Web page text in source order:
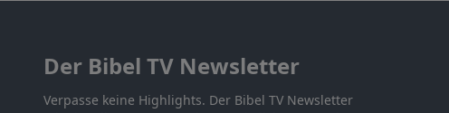
Der Bibel TV Newsletter
Verpasse keine Highlights. Der Bibel TV Newsletter